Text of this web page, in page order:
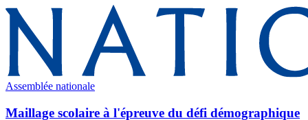
Assemblée nationale
Maillage scolaire à l'épreuve du défi démographique